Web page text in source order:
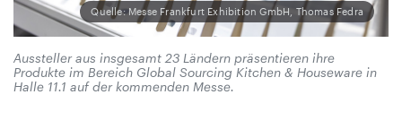
Quelle: Messe Frankfurt Exhibition GmbH, Thomas Fedra
Aussteller aus insgesamt 23 Ländern präsentieren ihre
Produkte im Bereich Global Sourcing Kitchen & Houseware in
Halle 11.1 auf der kommenden Messe.